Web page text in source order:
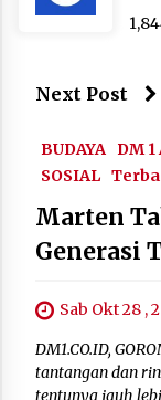
Next Post
BUDAYA DM 1
SOSIAL
Marten
Generasi
Sab Okt 28 ,
DM1.CO.ID,
tantangan dan
tentunya jauh